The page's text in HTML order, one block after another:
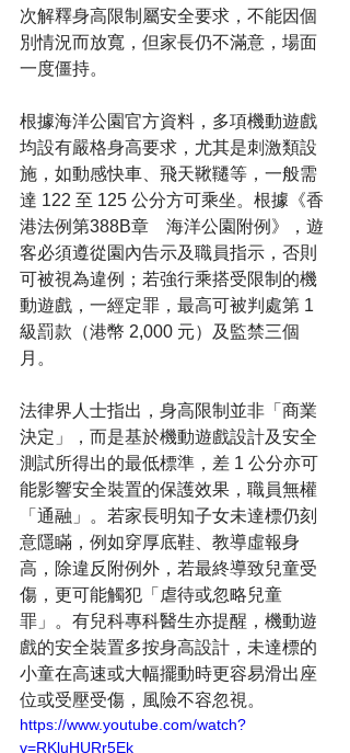
次解釋身高限制屬安全要求，不能因個
別情況而放寬，但家長仍不滿意，場面
一度僵持。
根據海洋公園官方資料，多項機動遊戲
均設有嚴格身高要求，尤其是刺激類設
施，如動感快車、飛天鞦韆等，一般需
達 122 至 125 公分方可乘坐。根據《香
港法例第388B章　海洋公園附例》，遊
客必須遵從園內告示及職員指示，否則
可被視為違例；若強行乘搭受限制的機
動遊戲，一經定罪，最高可被判處第 1
級罰款（港幣 2,000 元）及監禁三個
月。
法律界人士指出，身高限制並非「商業
決定」，而是基於機動遊戲設計及安全
測試所得出的最低標準，差 1 公分亦可
能影響安全裝置的保護效果，職員無權
「通融」。若家長明知子女未達標仍刻
意隱瞞，例如穿厚底鞋、教導虛報身
高，除違反附例外，若最終導致兒童受
傷，更可能觸犯「虐待或忽略兒童
罪」。有兒科專科醫生亦提醒，機動遊
戲的安全裝置多按身高設計，未達標的
小童在高速或大幅擺動時更容易滑出座
位或受壓受傷，風險不容忽視。
https://www.youtube.com/watch?
v=RKluHURr5Ek